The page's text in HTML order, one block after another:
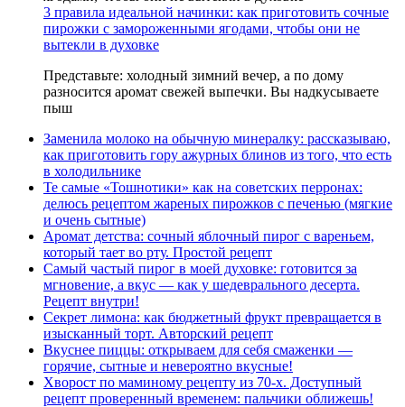
3 правила идеальной начинки: как приготовить сочные
пирожки с замороженными ягодами, чтобы они не
вытекли в духовке
Представьте: холодный зимний вечер, а по дому
разносится аромат свежей выпечки. Вы надкусываете
пыш
Заменила молоко на обычную минералку: рассказываю,
как приготовить гору ажурных блинов из того, что есть
в холодильнике
Те самые «Тошнотики» как на советских перронах:
делюсь рецептом жареных пирожков с печенью (мягкие
и очень сытные)
Аромат детства: сочный яблочный пирог с вареньем,
который тает во рту. Простой рецепт
Самый частый пирог в моей духовке: готовится за
мгновение, а вкус — как у шедеврального десерта.
Рецепт внутри!
Секрет лимона: как бюджетный фрукт превращается в
изысканный торт. Авторский рецепт
Вкуснее пиццы: открываем для себя смаженки —
горячие, сытные и невероятно вкусные!
Хворост по маминому рецепту из 70-х. Доступный
рецепт проверенный временем: пальчики оближешь!